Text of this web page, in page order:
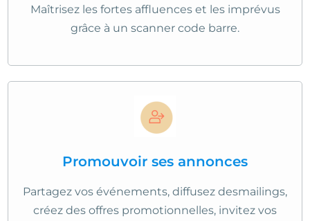
Maîtrisez les fortes affluences et les imprévus
grâce à un scanner code barre.
Promouvoir ses annonces
Partagez vos événements, diffusez desmailings,
créez des offres promotionnelles, invitez vos